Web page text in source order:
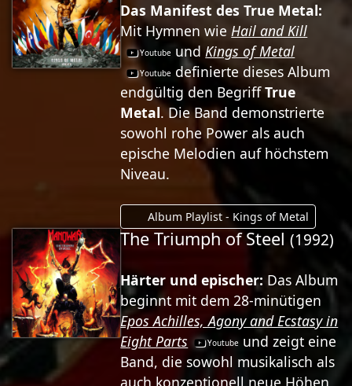
Das Manifest des True Metal:
Mit Hymnen wieHail and Kill
undKings of Metal
definierte dieses Album
endgültig den BegriffTrue
Metal. Die Band demonstrierte
sowohl rohe Power als auch
epische Melodien auf höchstem
Niveau.
Album Playlist - Kings of Metal
The Triumph of Steel(1992)
Härter und epischer: Das Album
beginnt mit dem 28-minütigen
Epos Achilles, Agony and Ecstasy in
Eight Parts
und zeigt eine
Band, die sowohl musikalisch als